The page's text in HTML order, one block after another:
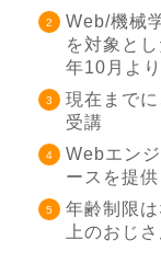
Web/機械
を対象と
年10月よ
現在まで
受講
Webエン
ースを提供
年齢制限
上のおじ